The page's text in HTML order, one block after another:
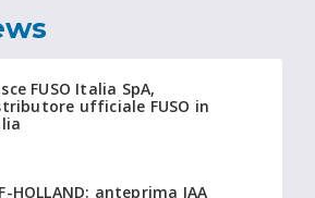
FUSO Italia SpA,
ufficiale FUSO in
HOLLAND: anteprima IAA